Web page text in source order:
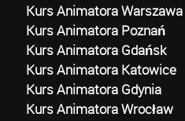
Kurs Animatora Warszawa
Kurs Animatora Poznań
Kurs Animatora Gdańsk
Kurs Animatora Katowice
Kurs Animatora Gdynia
Kurs Animatora Wrocław